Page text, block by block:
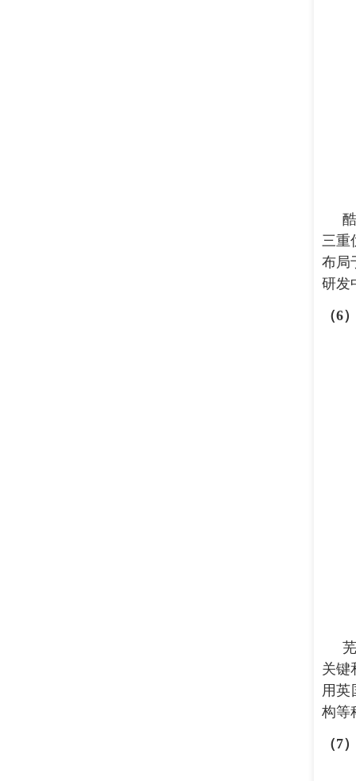
三重
布局
研发
（6
关键
用英
构等
（7